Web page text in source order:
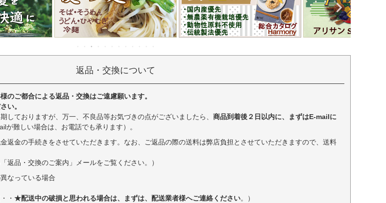
返品・交換について
のご都合による返品・交換はご遠慮願います。
い。
しておりますが、万一、不良品等お気づきの点がございましたら、 商品到着後２日以内に、まずはE-mailに
が難しい場合は、お電話でも承ります）。
返金の手続きをさせていただきます。なお、ご返品の際の送料は弊店負担とさせていただきますので、送料
返品・交換のご案内」メールをご覧ください。）
なっている場合
・ ★配送中の破損と思われる場合は、まずは、配送業者様へご連絡ください。）